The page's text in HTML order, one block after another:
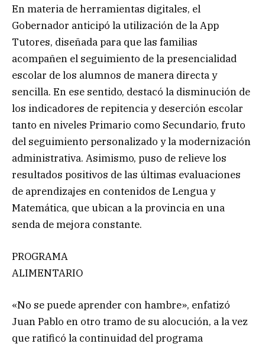
En materia de herramientas digitales, el
Gobernador anticipó la utilización de la App
Tutores, diseñada para que las familias
acompañen el seguimiento de la presencialidad
escolar de los alumnos de manera directa y
sencilla. En ese sentido, destacó la disminución de
los indicadores de repitencia y deserción escolar
tanto en niveles Primario como Secundario, fruto
del seguimiento personalizado y la modernización
administrativa. Asimismo, puso de relieve los
resultados positivos de las últimas evaluaciones
de aprendizajes en contenidos de Lengua y
Matemática, que ubican a la provincia en una
senda de mejora constante.
PROGRAMA
ALIMENTARIO
«No se puede aprender con hambre», enfatizó
Juan Pablo en otro tramo de su alocución, a la vez
que ratificó la continuidad del programa